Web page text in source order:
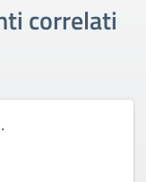
correlati